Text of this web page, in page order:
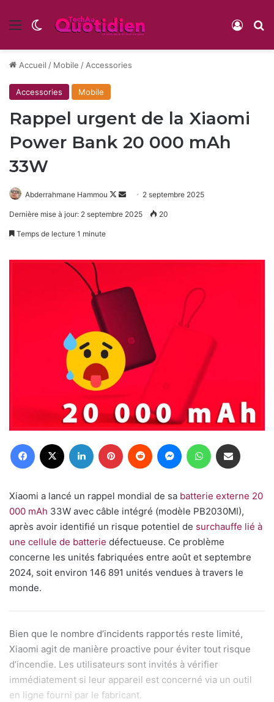
Menu Switch skin
Accueil / Mobile / Accessories
Accessories Mobile
Rappel urgent de la Xiaomi
Power Bank 20 000 mAh
33W
Abderrahmane Hammou
Follow
Envoyer2 septembre 2025
Dernière mise à jour: 2 septembre 2025 20
Temps de lecture 1 minute
Facebook Linkedin Pinterest Reddit MessengerWhatsApp
Xiaomi a lancé un rappel mondial de sa batterie externe 20
000 mAh 33W avec câble intégré (modèle PB2030MI),
après avoir identifié un risque potentiel de surchauffe lié à
une cellule de batterie défectueuse. Ce problème
concerne les unités fabriquées entre août et septembre
2024, soit environ 146 891 unités vendues à travers le
monde.
Bien que le nombre d’incidents rapportés reste limité,
Xiaomi agit de manière proactive pour éviter tout risque
d’incendie. Les utilisateurs sont invités à vérifier
immédiatement si leur appareil est concerné via un outil
en ligne fourni par le fabricant.